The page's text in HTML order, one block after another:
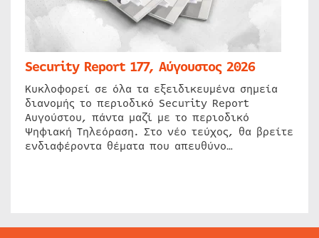
Security Report 177, Αύγουστος 2026
Κυκλοφορεί σε όλα τα εξειδικευμένα σημεία
διανομής το περιοδικό Security Report
Αυγούστου, πάντα μαζί με το περιοδικό
Ψηφιακή Τηλεόραση. Στο νέο τεύχος, θα βρείτε
ενδιαφέροντα θέματα που απευθύνο…